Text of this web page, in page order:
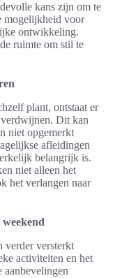
kans zijn om te
mogelijkheid voor
ontwikkeling.
ruimte om stil te
plant, ontstaat er
Dit kan
niet opgemerkt
afleidingen
belangrijk is.
niet alleen het
het verlangen naar
verder versterkt
activiteiten en het
aanbevelingen